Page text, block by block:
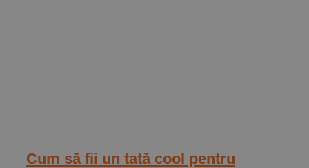
Cum să fii un tată cool pentru